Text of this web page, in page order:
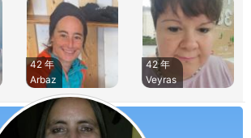
42 年
Arbaz
42 年
Veyras